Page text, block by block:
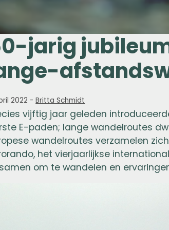
jarig
2022 -Britta Schmidt
vijftig jaar geleden
E-paden; lange wandelroutes
wandelroutes verzamelen
het vierjaarlijkse
om te wandelen en